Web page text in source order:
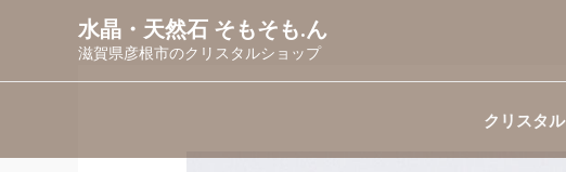
ッ
水晶・天然石 そもそも.ん
滋賀県彦根市のクリスタルショップ
クリスタル